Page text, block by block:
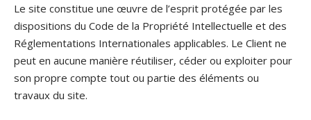
Le site constitue une œuvre de l’esprit protégée par les
dispositions du Code de la Propriété Intellectuelle et des
Réglementations Internationales applicables. Le Client ne
peut en aucune manière réutiliser, céder ou exploiter pour
son propre compte tout ou partie des éléments ou
travaux du site.